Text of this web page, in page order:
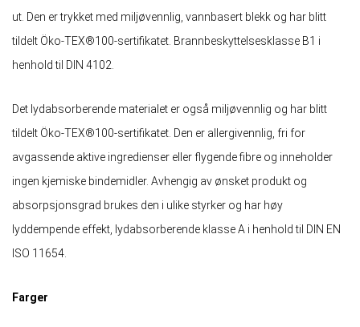
ut. Den er trykket med miljøvennlig, vannbasert blekk og har blitt
tildelt Öko-TEX®100-sertifikatet. Brannbeskyttelsesklasse B1 i
henhold til DIN 4102.
Det lydabsorberende materialet er også miljøvennlig og har blitt
tildelt Öko-TEX®100-sertifikatet. Den er allergivennlig, fri for
avgassende aktive ingredienser eller flygende fibre og inneholder
ingen kjemiske bindemidler. Avhengig av ønsket produkt og
absorpsjonsgrad brukes den i ulike styrker og har høy
lyddempende effekt, lydabsorberende klasse A i henhold til DIN EN
ISO 11654.
Farger